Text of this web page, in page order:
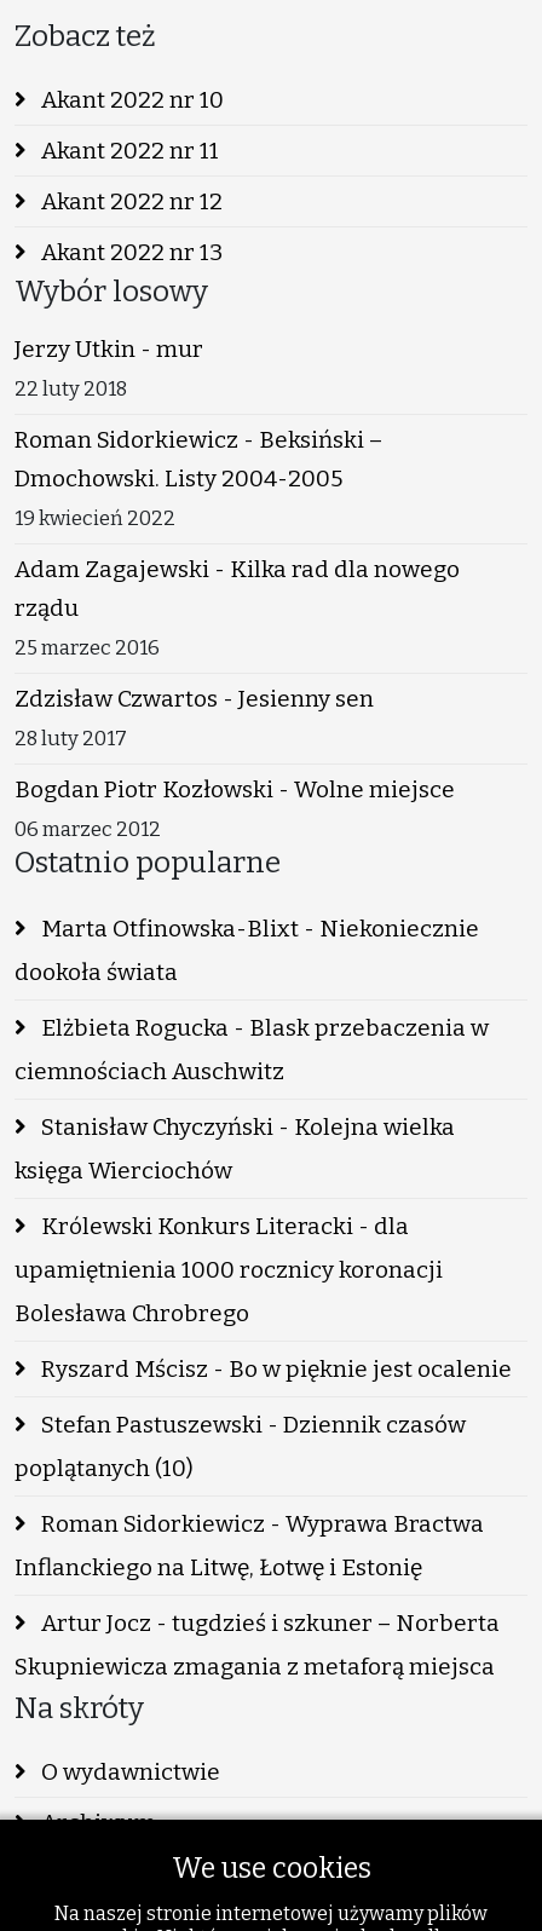
Zobacz też
Akant 2022 nr 10
Akant 2022 nr 11
Akant 2022 nr 12
Akant 2022 nr 13
Wybór losowy
Jerzy Utkin - mur
22 luty 2018
Roman Sidorkiewicz - Beksiński –
Dmochowski. Listy 2004-2005
19 kwiecień 2022
Adam Zagajewski - Kilka rad dla nowego
rządu
25 marzec 2016
Zdzisław Czwartos - Jesienny sen
28 luty 2017
Bogdan Piotr Kozłowski - Wolne miejsce
06 marzec 2012
Ostatnio popularne
Marta Otfinowska-Blixt - Niekoniecznie
dookoła świata
Elżbieta Rogucka - Blask przebaczenia w
ciemnościach Auschwitz
Stanisław Chyczyński - Kolejna wielka
księga Wierciochów
Królewski Konkurs Literacki - dla
upamiętnienia 1000 rocznicy koronacji
Bolesława Chrobrego
Ryszard Mścisz - Bo w pięknie jest ocalenie
Stefan Pastuszewski - Dziennik czasów
poplątanych (10)
Roman Sidorkiewicz - Wyprawa Bractwa
Inflanckiego na Litwę, Łotwę i Estonię
Artur Jocz - tugdzieś i szkuner – Norberta
Skupniewicza zmagania z metaforą miejsca
Na skróty
O wydawnictwie
Archiwum
Publikacje
We use cookies
Na naszej stronie internetowej używamy plików